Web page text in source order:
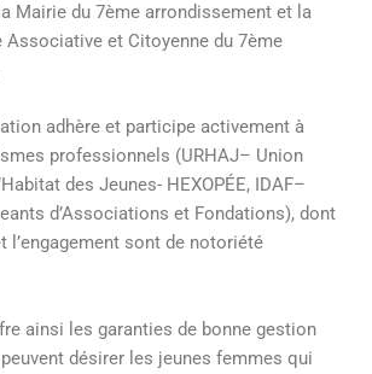
Mairie du 7ème arrondissement et la
Associative et Citoyenne du 7ème
adhère et participe activement à
professionnels (URHAJ– Union
des Jeunes- HEXOPÉE, IDAF–
d’Associations et Fondations), dont
l’engagement sont de notoriété
ainsi les garanties de bonne gestion
désirer les jeunes femmes qui